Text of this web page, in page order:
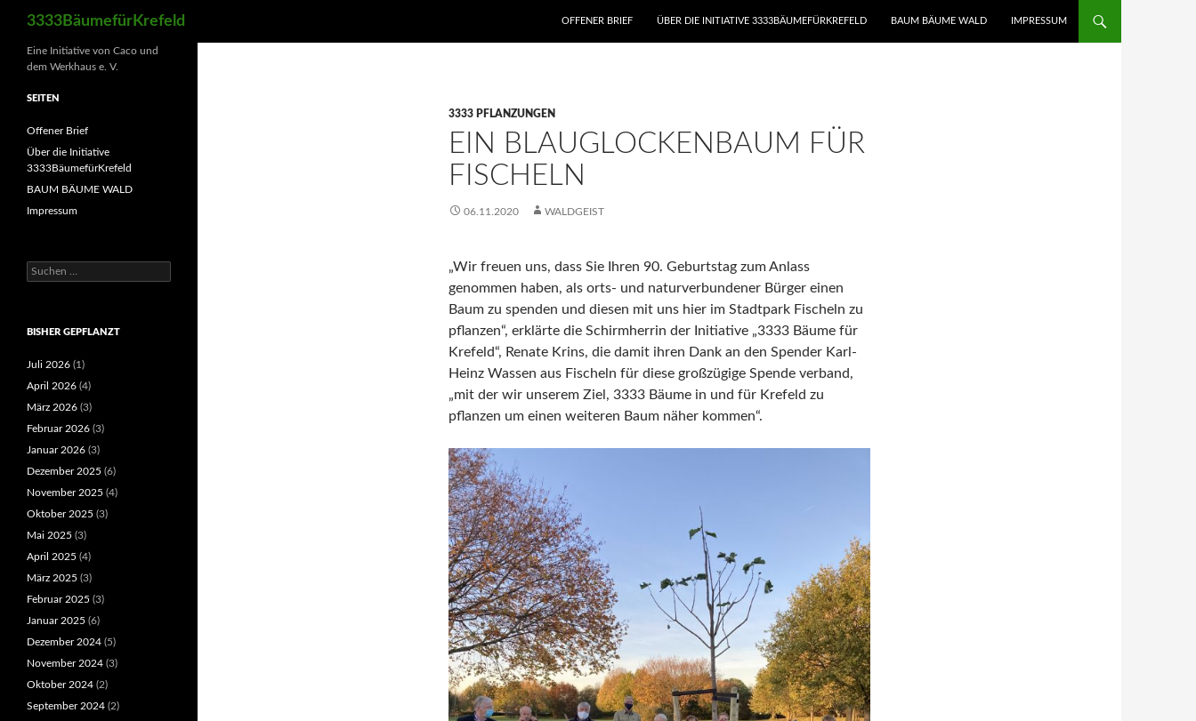
3333BäumefürKrefeld
OFFENER BRIEF
ÜBER DIE INITIATIVE 3333BÄUMEFÜRKREFELD BAUM BÄUME WALD IMPRESSUM
3333 PFLANZUNGEN
EIN BLAUGLOCKENBAUM FÜR
FISCHELN
06.11.2020 WALDGEIST
„Wir freuen uns, dass Sie Ihren 90. Geburtstag zum Anlass
genommen haben, als orts- und naturverbundener Bürger einen
Baum zu spenden und diesen mit uns hier im Stadtpark Fischeln zu
pflanzen“, erklärte die Schirmherrin der Initiative „3333 Bäume für
Krefeld“, Renate Krins, die damit ihren Dank an den Spender Karl-
Heinz Wassen aus Fischeln für diese großzügige Spende verband,
„mit der wir unserem Ziel, 3333 Bäume in und für Krefeld zu
pflanzen um einen weiteren Baum näher kommen“.
Eine Initiative von Caco und
dem Werkhaus e. V.
SEITEN
Offener Brief
Über die Initiative
3333BäumefürKrefeld
BAUM BÄUME WALD
Impressum
Suchen
nach:
BISHER GEPFLANZT
Juli 2026 (1)
April 2026 (4)
März 2026 (3)
Februar 2026 (3)
Januar 2026 (3)
Dezember 2025 (6)
November 2025 (4)
Oktober 2025 (3)
Mai 2025 (3)
April 2025 (4)
März 2025 (3)
Februar 2025 (3)
Januar 2025 (6)
Dezember 2024 (5)
November 2024 (3)
Oktober 2024 (2)
September 2024 (2)